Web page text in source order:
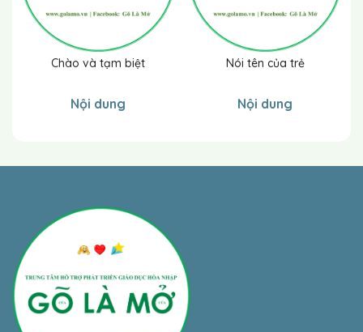
Chào và tạm biệt
Nội dung
Nói tên của trẻ
Nội dung